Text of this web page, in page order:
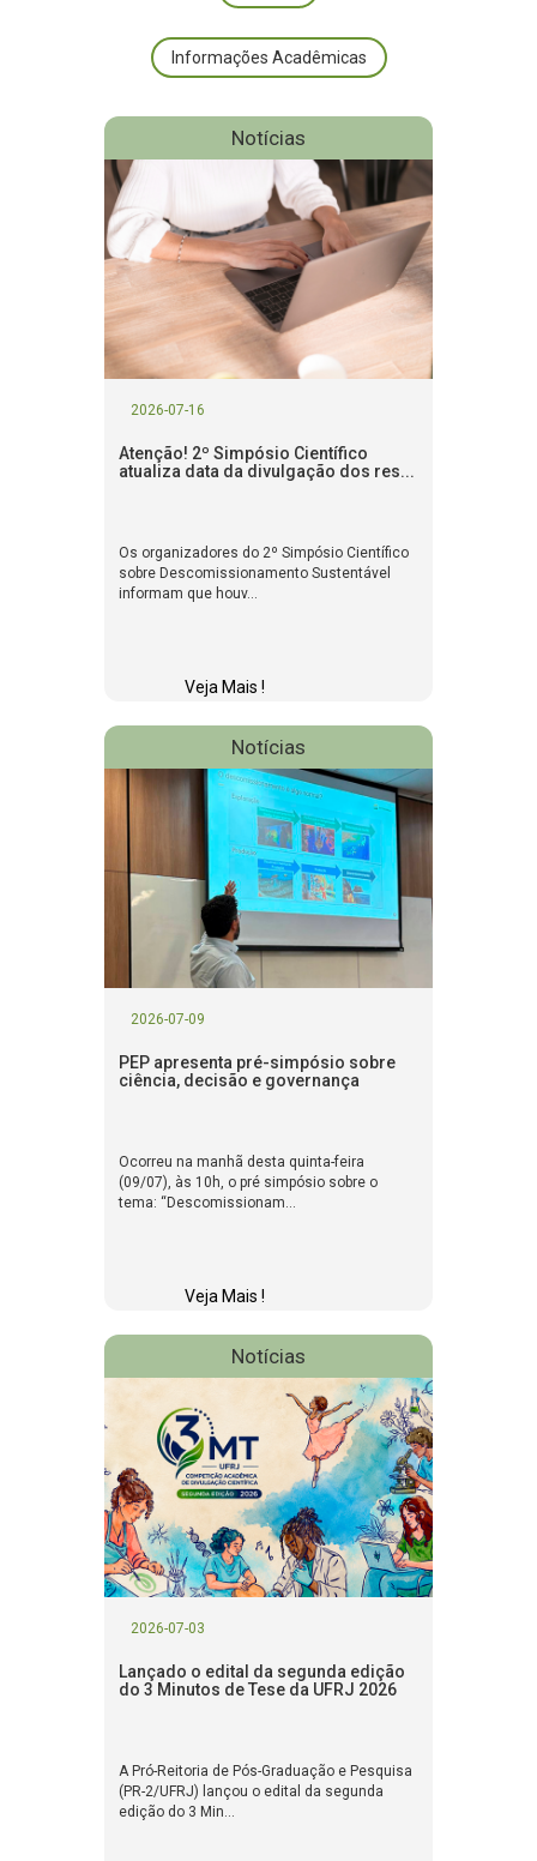
Informações Acadêmicas
Notícias
2026-07-16
Atenção! 2º Simpósio Científico
atualiza data da divulgação dos res...
Os organizadores do 2º Simpósio Científico
sobre Descomissionamento Sustentável
informam que houv...
Veja Mais !
Notícias
2026-07-09
PEP apresenta pré-simpósio sobre
ciência, decisão e governança
Ocorreu na manhã desta quinta-feira
(09/07), às 10h, o pré simpósio sobre o
tema: “Descomissionam...
Veja Mais !
Notícias
2026-07-03
Lançado o edital da segunda edição
do 3 Minutos de Tese da UFRJ 2026
A Pró-Reitoria de Pós-Graduação e Pesquisa
(PR-2/UFRJ) lançou o edital da segunda
edição do 3 Min...